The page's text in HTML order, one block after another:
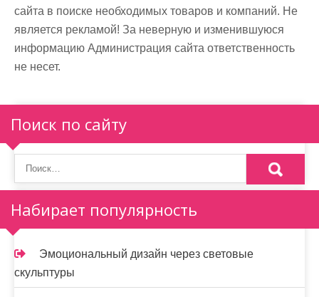
сайта в поиске необходимых товаров и компаний. Не
является рекламой! За неверную и изменившуюся
информацию Администрация сайта ответственность
не несет.
Поиск по сайту
Набирает популярность
Эмоциональный дизайн через световые
скульптуры